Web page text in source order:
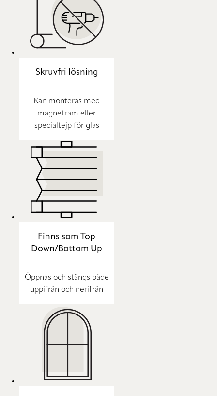
Skruvfri lösning
Kan monteras med
magnetram eller
specialtejp för glas
Finns som Top
Down/Bottom Up
Öppnas och stängs både
uppifrån och nerifrån